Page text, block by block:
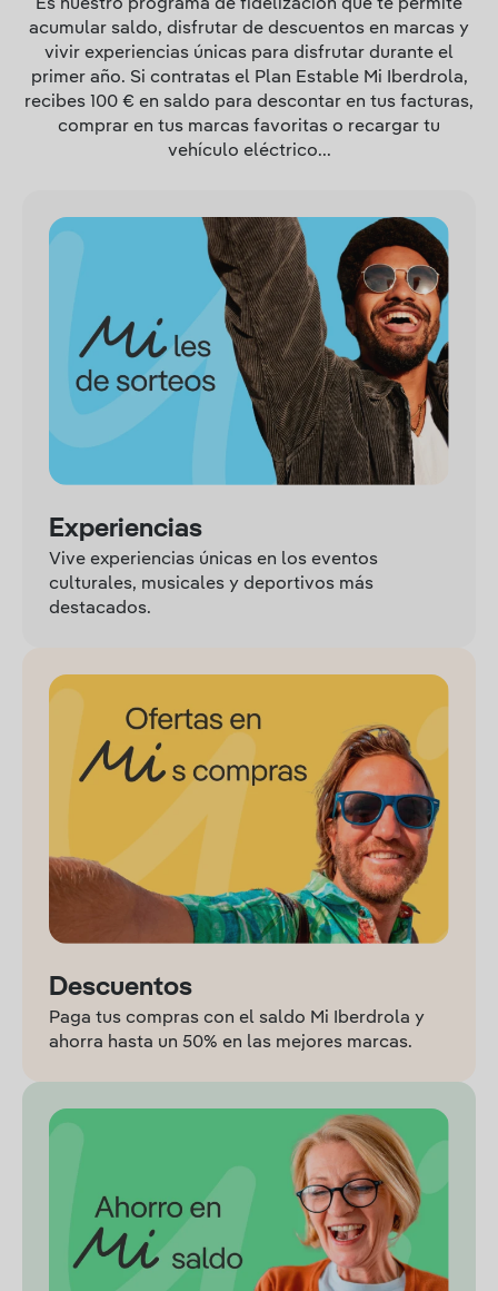
Es nuestro programa de fidelización que te permite
acumular saldo, disfrutar de descuentos en marcas y
vivir experiencias únicas para disfrutar durante el
primer año. Si contratas el Plan Estable Mi Iberdrola,
recibes 100 € en saldo para descontar en tus facturas,
comprar en tus marcas favoritas o recargar tu
vehículo eléctrico...
Experiencias
Vive experiencias únicas en los eventos
culturales, musicales y deportivos más
destacados.
Descuentos
Paga tus compras con el saldo Mi Iberdrola y
ahorra hasta un 50% en las mejores marcas.